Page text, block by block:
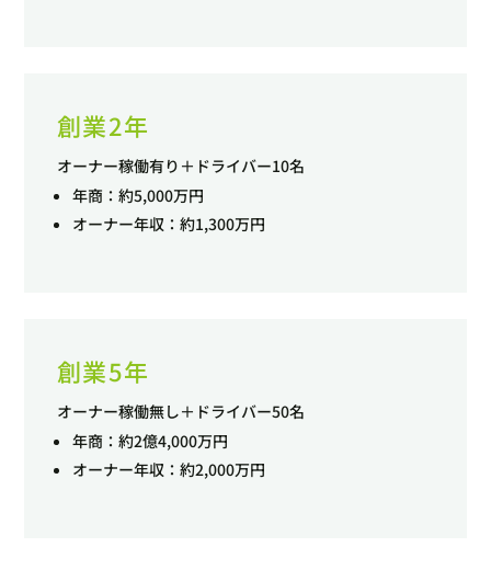
創業2年
オーナー稼働有り＋ドライバー10名
年商：約5,000万円
オーナー年収：約1,300万円
創業5年
オーナー稼働無し＋ドライバー50名
年商：約2億4,000万円
オーナー年収：約2,000万円